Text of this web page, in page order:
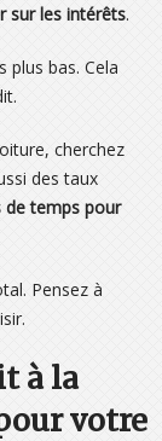
sur les intérêts.
plus bas. Cela
cherchez
des taux
de temps pour
Pensez à
à la
votre